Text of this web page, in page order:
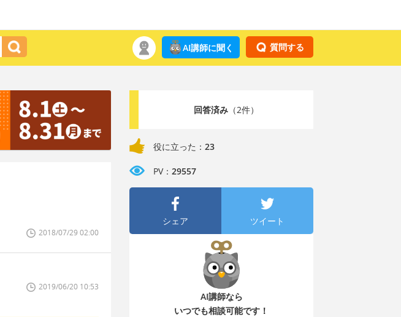
質問する
AI講師に聞く
2018/07/29 02:00
2019/06/20 10:53
回答済み（2件）
役に立った： 23
PV： 29557
シェア ツイート
AI講師なら
いつでも相談可能です！